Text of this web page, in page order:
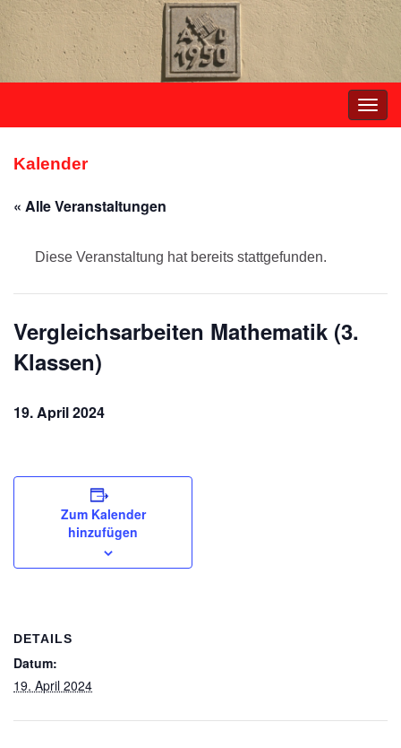
Kalender
« Alle Veranstaltungen
Diese Veranstaltung hat bereits stattgefunden.
Vergleichsarbeiten Mathematik (3.
Klassen)
19. April 2024
Zum Kalender
hinzufügen
DETAILS
Datum:
19. April 2024